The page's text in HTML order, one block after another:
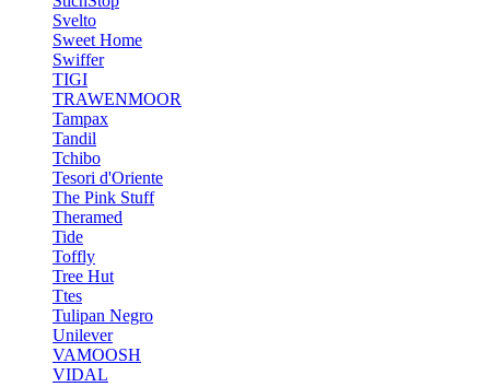
Svelto
Sweet Home
Swiffer
TIGI
TRAWENMOOR
Tampax
Tandil
Tchibo
Tesori d'Oriente
The Pink Stuff
Theramed
Tide
Toffly
Tree Hut
Ttes
Tulipan Negro
Unilever
VAMOOSH
VIDAL